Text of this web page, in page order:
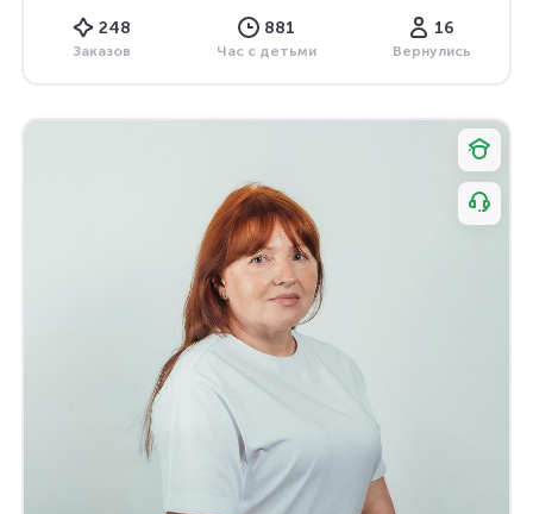
248
Заказов
881
Час с детьми
16
Вернулись